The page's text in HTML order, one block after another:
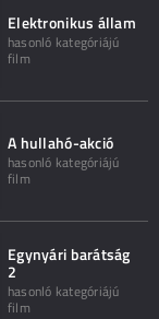
Elektronikus állam
hasonló kategóriájú
film
A hullahó-akció
hasonló kategóriájú
film
Egynyári barátság
2
hasonló kategóriájú
film